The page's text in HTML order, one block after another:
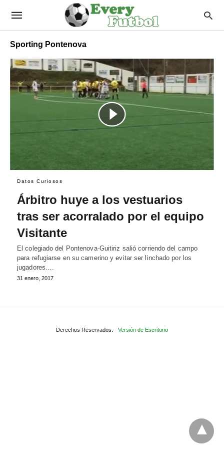
Sporting Pontenova
Datos Curiosos
Árbitro huye a los vestuarios
tras ser acorralado por el equipo
Visitante
El colegiado del Pontenova-Guitiriz salió corriendo del campo
para refugiarse en su camerino y evitar ser linchado por los
jugadores.…
31 enero, 2017
Derechos Reservados. Versión de Escritorio